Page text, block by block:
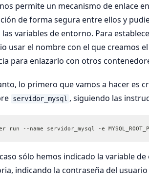
permite un mecanismo de enlace
de forma segura entre ellos y
variables de entorno. Para
usar el nombre con el que creamos
para enlazarlo con otros
lo primero que vamos a hacer es
servidor_mysql , siguiendo las
run --name servidor_mysql -e
sólo hemos indicado la variable
indicando la contraseña del